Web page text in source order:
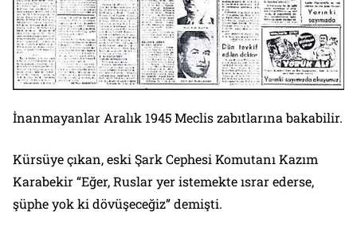
İnanmayanlar Aralık 1945 Meclis zabıtlarına bakabilir.
Kürsüye çıkan, eski Şark Cephesi Komutanı Kazım
Karabekir “Eğer, Ruslar yer istemekte ısrar ederse,
şüphe yok ki dövüşeceğiz” demişti.